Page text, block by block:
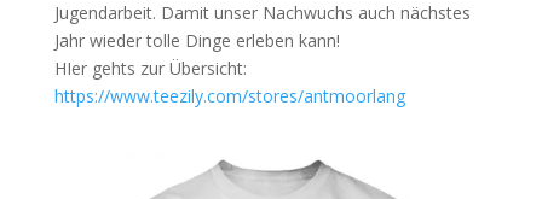
Jugendarbeit. Damit unser Nachwuchs auch nächstes
Jahr wieder tolle Dinge erleben kann!
HIer gehts zur Übersicht:
https://www.teezily.com/stores/antmoorlang